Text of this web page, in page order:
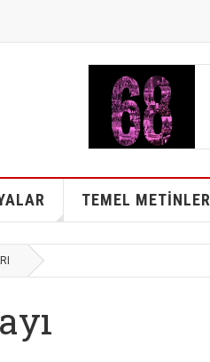
TEMEL METİNLER